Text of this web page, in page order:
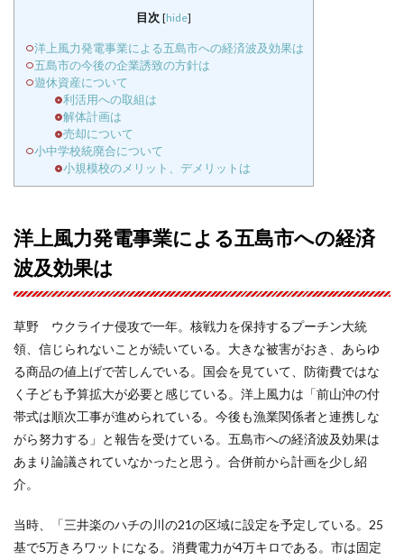
目次 [hide]
洋上風力発電事業による五島市への経済波及効果は
五島市の今後の企業誘致の方針は
遊休資産について
利活用への取組は
解体計画は
売却について
小中学校統廃合について
小規模校のメリット、デメリットは
洋上風力発電事業による五島市への経済
波及効果は
草野 ウクライナ侵攻で一年。核戦力を保持するプーチン大統
領、信じられないことが続いている。大きな被害がおき、あらゆ
る商品の値上げで苦しんでいる。国会を見ていて、防衛費ではな
く子ども予算拡大が必要と感じている。洋上風力は「前山沖の付
帯式は順次工事が進められている。今後も漁業関係者と連携しな
がら努力する」と報告を受けている。五島市への経済波及効果は
あまり論議されていなかったと思う。合併前から計画を少し紹
介。
当時、「三井楽のハチの川の21の区域に設定を予定している。25
基で5万きろワットになる。消費電力が4万キロである。市は固定